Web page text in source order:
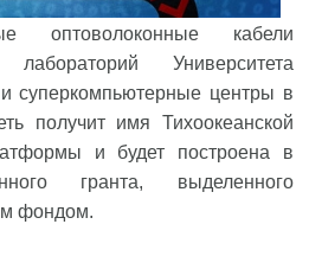
оптоволоконные кабели
Университета
суперкомпьютерные центры в
получит имя Тихоокеанской
и будет построена в
гранта, выделенного
фондом.